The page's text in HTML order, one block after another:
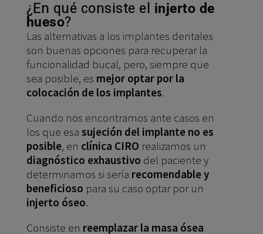
¿En qué consiste el injerto de
hueso?
Las alternativas a los implantes dentales
son buenas opciones para recuperar la
funcionalidad bucal, pero, siempre que
sea posible, es mejor optar por la
colocación de los implantes.
Cuando nos encontramos ante casos en
los que esa sujeción del implante no es
posible, en clínica CIRO realizamos un
diagnóstico exhaustivo del paciente y
determinamos si sería recomendable y
beneficioso para su caso optar por un
injerto óseo.
Consiste en reemplazar la masa ósea